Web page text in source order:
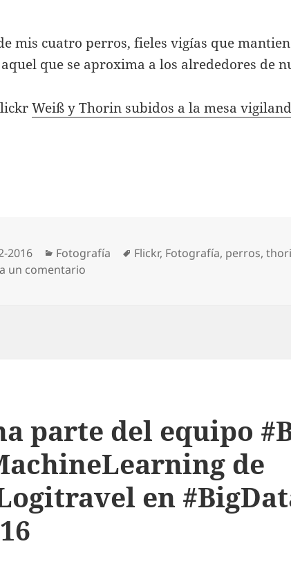
mis cuatro perros, fieles vigías que
que se aproxima a los alrededores de
Weiß y Thorin subidos a la mesa
2016 Categorías
Fotografía Etiquetas
Flickr, Fotografí­a, perros,
un comentario
parte del equipo
de
en